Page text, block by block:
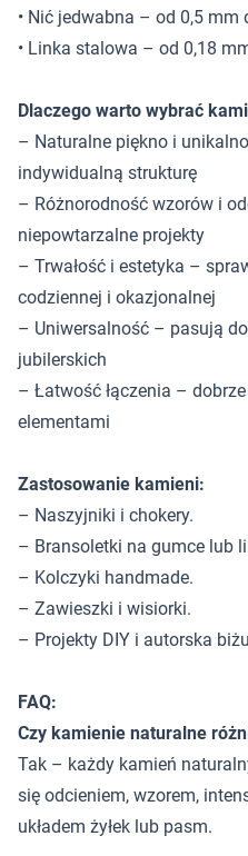
• Nić jedwabna – od 0,5 mm
• Linka stalowa – od 0,18
Dlaczego warto wybrać
– Naturalne piękno i
indywidualną strukturę
– Różnorodność wzorów i
niepowtarzalne projekty
– Trwałość i estetyka –
codziennej i okazjonalnej
– Uniwersalność – pasują
jubilerskich
– Łatwość łączenia –
elementami
Zastosowanie kamieni:
– Naszyjniki i chokery.
– Bransoletki na gumce lub
– Kolczyki handmade.
– Zawieszki i wisiorki.
– Projekty DIY i autorska
FAQ:
Czy kamienie naturalne
Tak – każdy kamień
się odcieniem, wzorem,
układem żyłek lub pasm.